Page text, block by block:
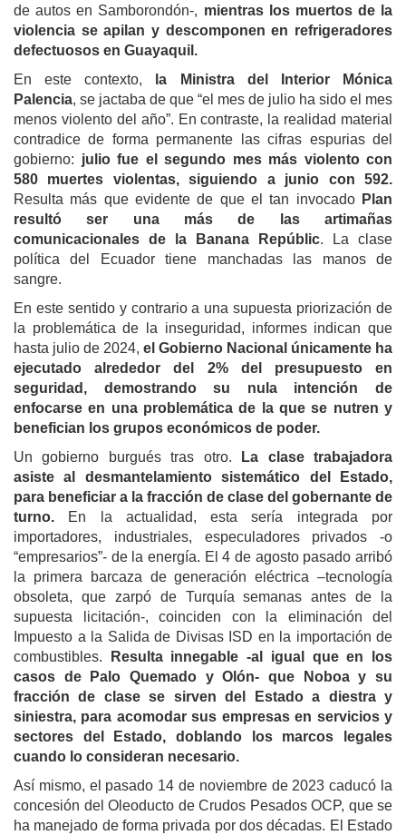
de autos en Samborondón-, mientras los muertos de la
violencia se apilan y descomponen en refrigeradores
defectuosos en Guayaquil.
En este contexto,
la Ministra del Interior Mónica
Palencia, se jactaba de que “el mes de julio ha sido el mes
menos violento del año”. En contraste, la realidad material
contradice de forma permanente las cifras espurias del
gobierno: julio fue el segundo mes más violento con
580 muertes violentas, siguiendo a junio con 592.
Resulta más que evidente de que el tan invocado Plan
resultó ser una más de las artimañas
comunicacionales de la Banana Repúblic. La clase
política del Ecuador tiene manchadas las manos de
sangre.
En este sentido y contrario a una supuesta priorización de
la problemática de la inseguridad, informes indican que
hasta julio de 2024, el Gobierno Nacional únicamente ha
ejecutado alrededor del 2% del presupuesto en
seguridad, demostrando su nula intención de
enfocarse en una problemática de la que se nutren y
benefician los grupos económicos de poder.
Un gobierno burgués tras otro.
La clase trabajadora
asiste al desmantelamiento sistemático del Estado,
para beneficiar a la fracción de clase del gobernante de
turno. En la actualidad, esta sería integrada por
importadores, industriales, especuladores privados -o
“empresarios”- de la energía. El 4 de agosto pasado arribó
la primera barcaza de generación eléctrica –tecnología
obsoleta, que zarpó de Turquía semanas antes de la
supuesta licitación-, coinciden con la eliminación del
Impuesto a la Salida de Divisas ISD en la importación de
combustibles.
Resulta innegable -al igual que en los
casos de Palo Quemado y Olón- que Noboa y su
fracción de clase se sirven del Estado a diestra y
siniestra, para acomodar sus empresas en servicios y
sectores del Estado, doblando los marcos legales
cuando lo consideran necesario.
Así mismo, el pasado 14 de noviembre de 2023 caducó la
concesión del Oleoducto de Crudos Pesados OCP, que se
ha manejado de forma privada por dos décadas. El Estado